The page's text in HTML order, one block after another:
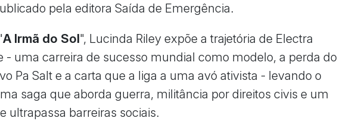
pela editora Saída de Emergência.
A Irmã do Sol", Lucinda Riley expõe a trajetória de Electra
- uma carreira de sucesso mundial como modelo, a perda do
Pa Salt e a carta que a liga a uma avó ativista - levando o
saga que aborda guerra, militância por direitos civis e um
ultrapassa barreiras sociais.